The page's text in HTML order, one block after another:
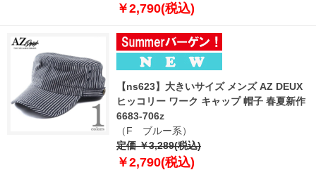
￥2,790(税込)
【ns623】大きいサイズ メンズ AZ DEUX
ヒッコリー ワーク キャップ 帽子 春夏新作
6683-706z
（F ブルー系）
定価 ￥3,289(税込)
￥2,790(税込)